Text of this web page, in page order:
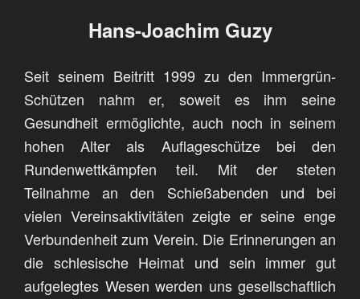
Hans-Joachim Guzy
Seit seinem Beitritt 1999 zu den Immergrün-
Schützen nahm er, soweit es ihm seine
Gesundheit ermöglichte, auch noch in seinem
hohen Alter als Auflageschütze bei den
Rundenwettkämpfen teil. Mit der steten
Teilnahme an den Schießabenden und bei
vielen Vereinsaktivitäten zeigte er seine enge
Verbundenheit zum Verein. Die Erinnerungen an
die schlesische Heimat und sein immer gut
aufgelegtes Wesen werden uns gesellschaftlich